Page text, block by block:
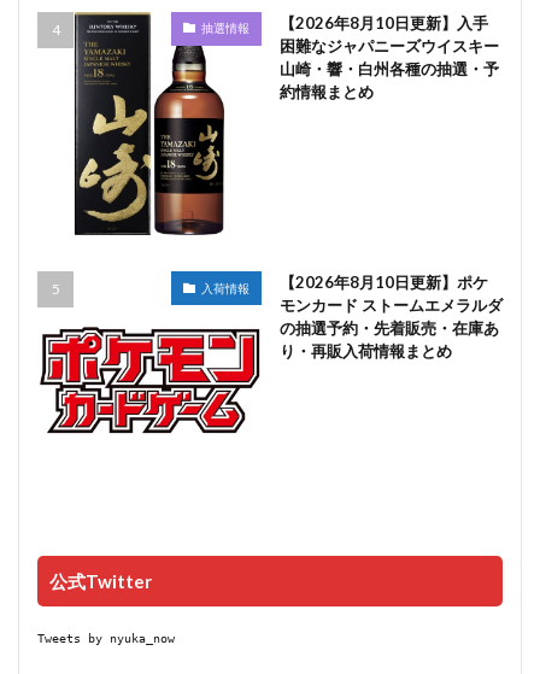
抽選情報
【2026年8月10日更新】入手
困難なジャパニーズウイスキー
山崎・響・白州各種の抽選・予
約情報まとめ
入荷情報
【2026年8月10日更新】ポケ
モンカード ストームエメラルダ
の抽選予約・先着販売・在庫あ
り・再販入荷情報まとめ
公式Twitter
Tweets by nyuka_now